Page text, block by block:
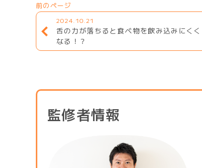
前のページ
2024.10.21
舌の力が落ちると食べ物を飲み込みにくく
なる！？
監修者情報